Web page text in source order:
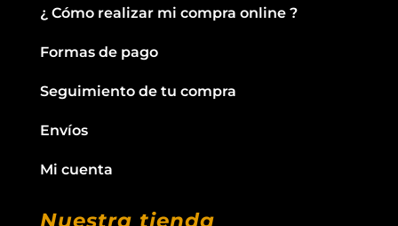
¿ Cómo realizar mi compra online ?
Formas de pago
Seguimiento de tu compra
Envíos
Mi cuenta
Nuestra tienda